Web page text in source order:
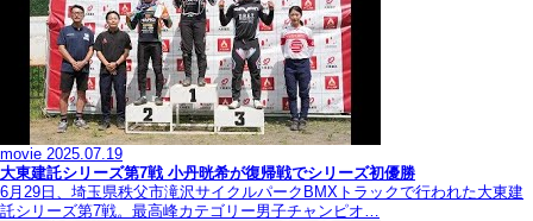
movie 2025.07.19
大東建託シリーズ第7戦 ⼩丹晄希が復帰戦でシリーズ初優勝
6月29日、埼玉県秩父市滝沢サイクルパークBMXトラックで行われた大東建
託シリーズ第7戦。最高峰カテゴリー男子チャンピオ…